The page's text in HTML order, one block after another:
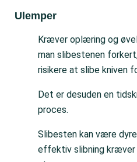
Ulemper
Kræver oplæring og
man slibestenen
risikere at slibe kniven
Det er desuden en
proces.
Slibesten kan være
effektiv slibning